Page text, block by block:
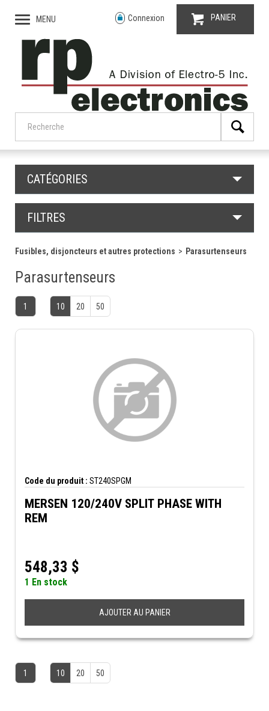
MENU Connexion PANIER
CATÉGORIES
FILTRES
Fusibles, disjoncteurs et autres protections Parasurtenseurs
Parasurtenseurs
1 10 20 50
Code du produit : ST240SPGM
MERSEN 120/240V SPLIT PHASE WITH
REM
548,33 $
1 En stock
AJOUTER AU PANIER
1 10 20 50